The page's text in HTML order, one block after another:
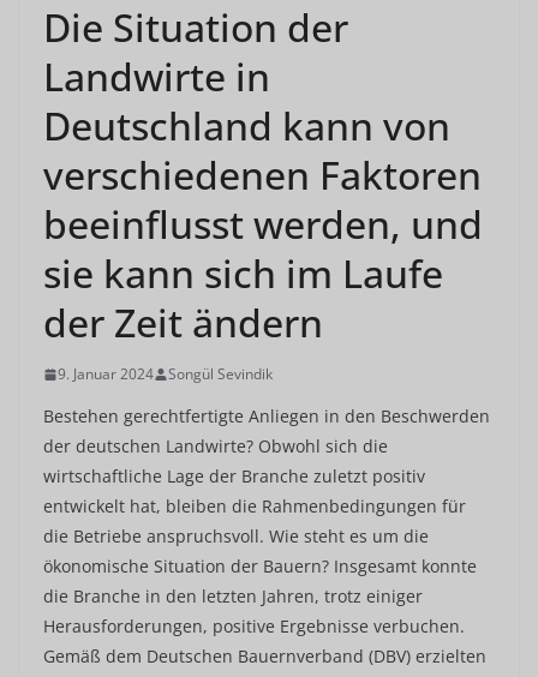
Die Situation der
Landwirte in
Deutschland kann von
verschiedenen Faktoren
beeinflusst werden, und
sie kann sich im Laufe
der Zeit ändern
9. Januar 2024 Songül Sevindik
Bestehen gerechtfertigte Anliegen in den Beschwerden
der deutschen Landwirte? Obwohl sich die
wirtschaftliche Lage der Branche zuletzt positiv
entwickelt hat, bleiben die Rahmenbedingungen für
die Betriebe anspruchsvoll. Wie steht es um die
ökonomische Situation der Bauern? Insgesamt konnte
die Branche in den letzten Jahren, trotz einiger
Herausforderungen, positive Ergebnisse verbuchen.
Gemäß dem Deutschen Bauernverband (DBV) erzielten